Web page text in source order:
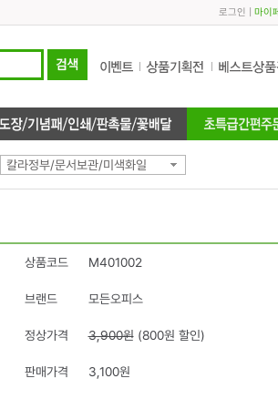
로그인 마이
칼라정부/문서보관/미색화일
상품코드 M401002
브랜드 모든오피스
정상가격 3,900원(800원 할인)
판매가격 3,100원